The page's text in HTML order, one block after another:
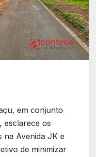
em conjunto
esclarece os
na Avenida JK e
de minimizar